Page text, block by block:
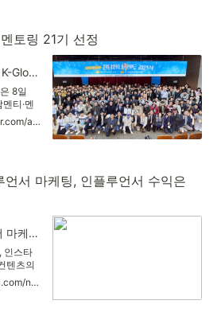
스타트
창업자
으로
가-최종
한다.
토링 21기 선정
청년기업가정신재단, K-Global 창업멘토링 21기 전담멘티&멘토 결연
8일
티·멘
다고 밝
주관으
https://n.news.naver.com/article/030/0003083115?lfrom=kakao
언서 마케팅, 인플루언서 수익은
10배 커진 인플루언서 마케팅, 인플루언서 수익은 늘었을까?
인스타
텐츠의
.MZ세
추종
http://www.gpkorea.com/news/articleView.html?idxno=101920